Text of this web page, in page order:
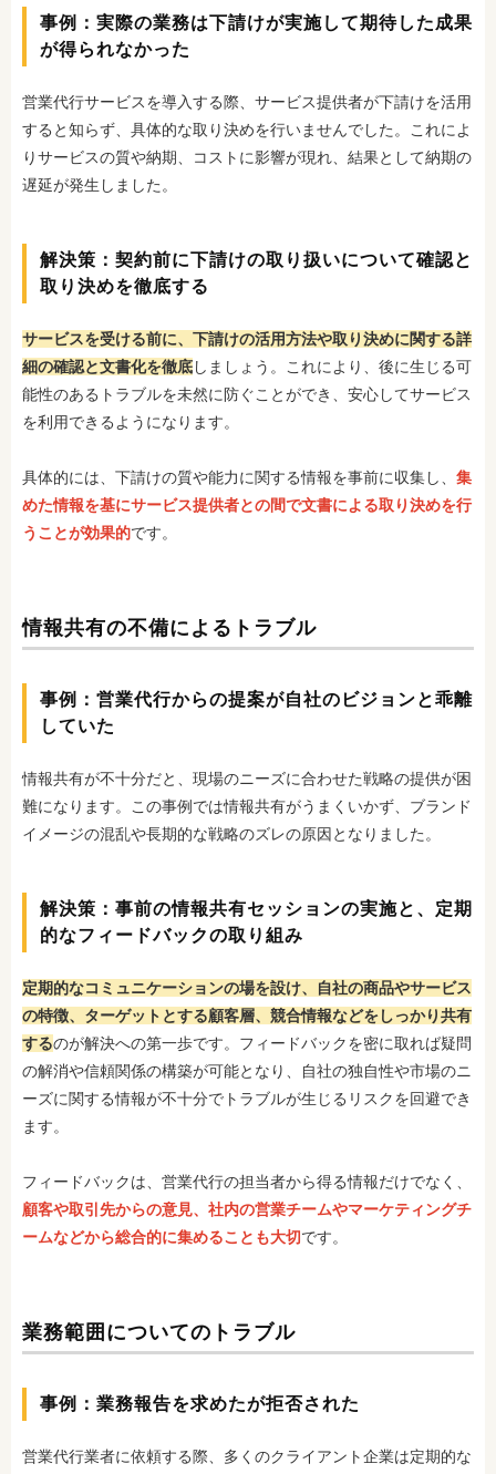
事例：実際の業務は下請けが実施して期待した成果
が得られなかった
営業代行サービスを導入する際、サービス提供者が下請けを活用
すると知らず、具体的な取り決めを行いませんでした。これによ
りサービスの質や納期、コストに影響が現れ、結果として納期の
遅延が発生しました。
解決策：契約前に下請けの取り扱いについて確認と
取り決めを徹底する
サービスを受ける前に、下請けの活用方法や取り決めに関する詳
細の確認と文書化を徹底しましょう。これにより、後に生じる可
能性のあるトラブルを未然に防ぐことができ、安心してサービス
を利用できるようになります。
具体的には、下請けの質や能力に関する情報を事前に収集し、 集
めた情報を基にサービス提供者との間で文書による取り決めを行
うことが効果的です。
情報共有の不備によるトラブル
事例：営業代行からの提案が自社のビジョンと乖離
していた
情報共有が不十分だと、現場のニーズに合わせた戦略の提供が困
難になります。この事例では情報共有がうまくいかず、ブランド
イメージの混乱や長期的な戦略のズレの原因となりました。
解決策：事前の情報共有セッションの実施と、定期
的なフィードバックの取り組み
定期的なコミュニケーションの場を設け、自社の商品やサービス
の特徴、ターゲットとする顧客層、競合情報などをしっかり共有
するのが解決への第一歩です。フィードバックを密に取れば疑問
の解消や信頼関係の構築が可能となり、自社の独自性や市場のニ
ーズに関する情報が不十分でトラブルが生じるリスクを回避でき
ます。
フィードバックは、営業代行の担当者から得る情報だけでなく、
顧客や取引先からの意見、社内の営業チームやマーケティングチ
ームなどから総合的に集めることも大切です。
業務範囲についてのトラブル
事例：業務報告を求めたが拒否された
営業代行業者に依頼する際、多くのクライアント企業は定期的な